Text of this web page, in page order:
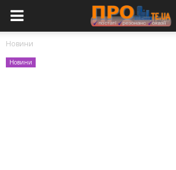
Новини
Новини